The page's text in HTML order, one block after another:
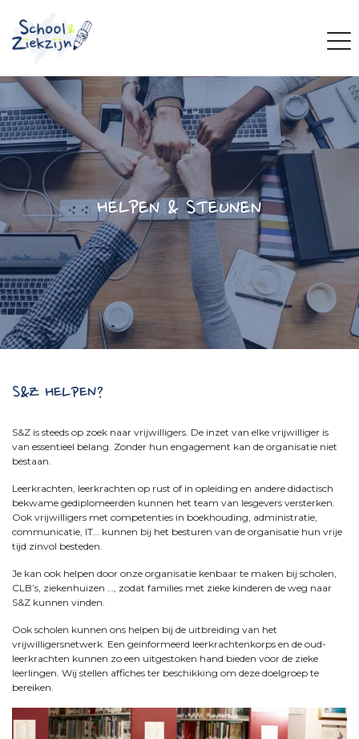
HELPEN & STEUNEN
S&Z HELPEN?
S&Z is steeds op zoek naar vrijwilligers. De inzet van elke vrijwilliger is
van essentieel belang. Zonder hun engagement kan de organisatie niet
bestaan.
Leerkrachten, leerkrachten op rust of in opleiding en andere didactisch
bekwame gediplomeerden kunnen het team van lesgevers versterken.
Ook vrijwilligers met competenties in boekhouding, administratie,
communicatie, IT… kunnen bij het besturen van de organisatie hun vrije
tijd zinvol besteden.
Je kan ook helpen door onze organisatie kenbaar te maken bij scholen,
CLB’s, ziekenhuizen …, zodat families met zieke kinderen de weg naar
S&Z kunnen vinden.
Ook scholen kunnen ons helpen bij de uitbreiding van het
vrijwilligersnetwerk. Een geïnformeerd leerkrachtenkorps en de oud-
leerkrachten kunnen zo een uitgestoken hand bieden voor de zieke
leerlingen. Wij stellen affiches ter beschikking om deze doelgroep te
bereiken.